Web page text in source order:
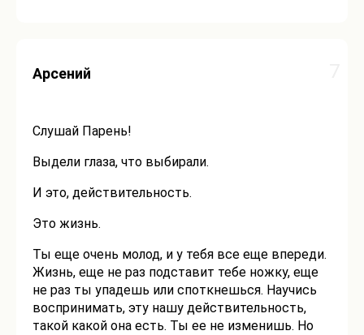
Арсений
Слушай Парень!
Выдели глаза, что выбирали.
И это, действительность.
Это жизнь.
Ты еще очень молод, и у тебя все еще впереди.
Жизнь, еще не раз подставит тебе ножку, еще
не раз ты упадешь или споткнешься. Научись
воспринимать, эту нашу действительность,
такой какой она есть. Ты ее не изменишь. Но